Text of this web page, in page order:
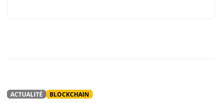
ACTUALITÉ BLOCKCHAIN